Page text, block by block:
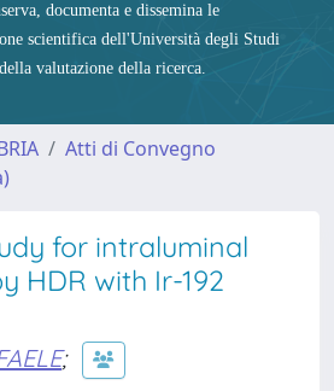
documenta e dissemina le
scientifica dell'Università degli Studi
valutazione della ricerca.
Atti di Convegno
for intraluminal
HDR with Ir-192
;